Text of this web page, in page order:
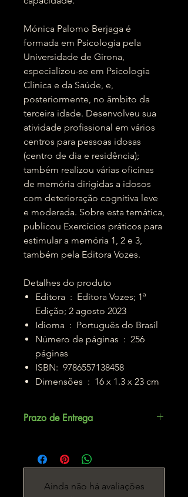
Mónica Palomo Berjaga é
formada em Psicologia pela
Universidade de Girona,
especializou-se em Psicologia
Clínica e da Saúde, e,
posteriormente, no âmbito da
terceira idade. Desenvolveu sua
atividade profissional em vários
centros para pessoas idosas
(centro de dia e residência);
também realizou várias oficinas
de memória dirigidas a idosos
com deterioração cognitiva leve
e moderada. Sobre esta temática,
publicou Exercícios práticos para
estimular a memória 1, 2 e 3,
também pela Editora Vozes.
Detalhes do produto
Editora ‏ : ‎ Editora Vozes; 1ª
Edição; 2 agosto 2023
Idioma ‏ : ‎ Português do Brasil
Número de páginas ‏ : ‎ 256
páginas
ISBN: ‎ 9786557138458
Dimensões ‏ : ‎ 16 x 1.3 x 23 cm
Prazo de Entrega
Ainda não há avaliações